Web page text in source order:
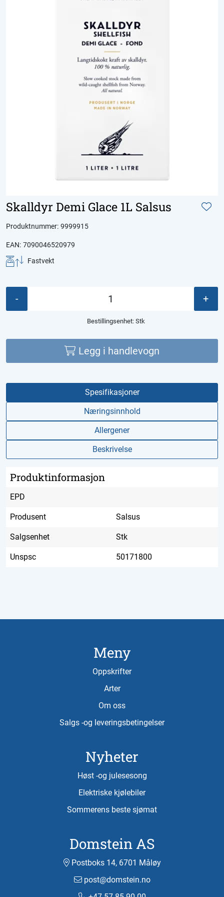
Skalldyr Demi Glace 1L Salsus
Produktnummer: 9999915
EAN: 7090046520979
Fastvekt
- +
Bestillingsenhet: Stk
Legg i handlevogn
Spesifikasjoner
Næringsinnhold
Allergener
Beskrivelse
Produktinformasjon
EPD
Produsent Salsus
Salgsenhet Stk
Unspsc 50171800
Meny
Oppskrifter
Arter
Om oss
Salgs -og leveringsbetingelser
Nyheter
Høst -og julesesong
Elektriske kjølebiler
Sommerens beste sjømat
Domstein AS
Postboks 14, 6701 Måløy
post@domstein.no